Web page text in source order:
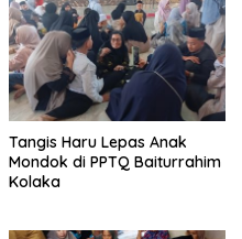
Tangis Haru Lepas Anak
Mondok di PPTQ Baiturrahim
Kolaka